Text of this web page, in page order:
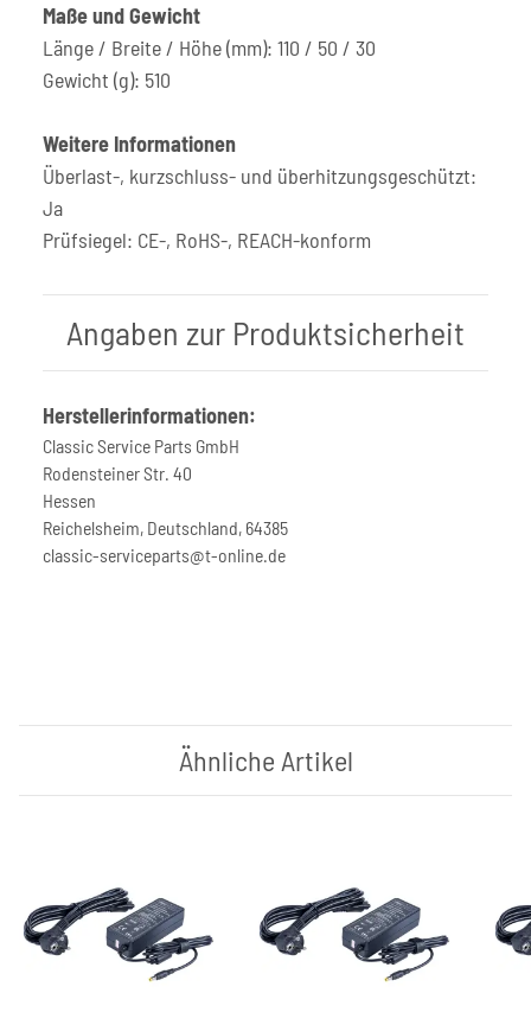
Maße und Gewicht
Länge / Breite / Höhe (mm): 110 / 50 / 30
Gewicht (g): 510
Weitere Informationen
Überlast-, kurzschluss- und überhitzungsgeschützt:
Ja
Prüfsiegel: CE-, RoHS-, REACH-konform
Angaben zur Produktsicherheit
Herstellerinformationen:
Classic Service Parts GmbH
Rodensteiner Str. 40
Hessen
Reichelsheim, Deutschland, 64385
classic-serviceparts@t-online.de
Ähnliche Artikel